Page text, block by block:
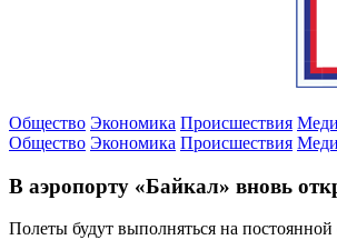
Общество Экономика Происшествия
Общество Экономика Происшествия
В аэропорту «Байкал» вновь
Полеты будут выполняться на